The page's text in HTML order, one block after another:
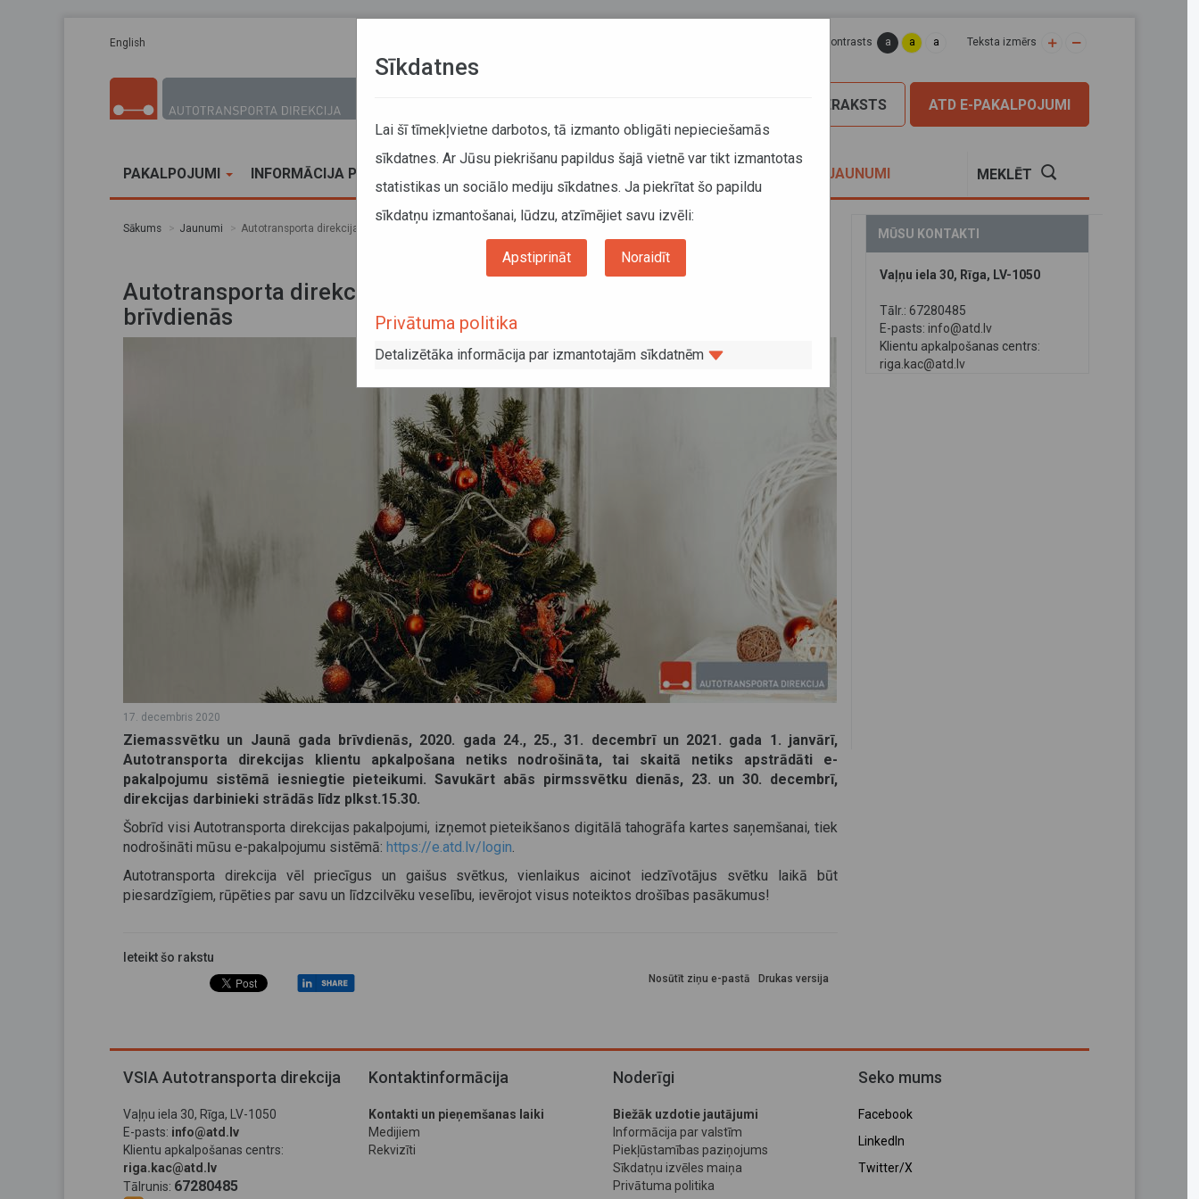
English Lapas kontrasts a a a Teksta izmērs
ATD E-PAKALPOJUMI
PIERAKSTS
PAKALPOJUMI INFORMĀCIJA PĀRVADĀTĀJIEM JAUNUMI MEKLĒT
Sākums Jaunumi Autotransporta direkcijas darbalaiks Ziemassvētku un Jaunā gada brīvdienās
Autotransporta direkcijas darbalaiks Ziemassvētku un Jaunā gada
brīvdienās
17. decembris 2020
Ziemassvētku un Jaunā gada brīvdienās, 2020. gada 24., 25., 31. decembrī un 2021. gada 1. janvārī,
Autotransporta direkcijas klientu apkalpošana netiks nodrošināta, tai skaitā netiks apstrādāti e-
pakalpojumu sistēmā iesniegtie pieteikumi. Savukārt abās pirmssvētku dienās, 23. un 30. decembrī,
direkcijas darbinieki strādās līdz plkst.15.30.
Šobrīd visi Autotransporta direkcijas pakalpojumi, izņemot pieteikšanos digitālā tahogrāfa kartes saņemšanai, tiek
nodrošināti mūsu e-pakalpojumu sistēmā: https://e.atd.lv/login.
Autotransporta direkcija vēl priecīgus un gaišus svētkus, vienlaikus aicinot iedzīvotājus svētku laikā būt
piesardzīgiem, rūpēties par savu un līdzcilvēku veselību, ievērojot visus noteiktos drošības pasākumus!
Ieteikt šo rakstu
Drukas versija
Nosūtīt ziņu e-pastā
MŪSU KONTAKTI
Vaļņu iela 30, Rīga, LV-1050
Tālr.: 67280485
E-pasts: info@atd.lv
Klientu apkalpošanas centrs:
riga.kac@atd.lv
VSIA Autotransporta direkcija
Vaļņu iela 30, Rīga, LV-1050
E-pasts: info@atd.lv
Klientu apkalpošanas centrs:
riga.kac@atd.lv
Tālrunis: 67280485
Kontaktinformācija
Kontakti un pieņemšanas laiki
Medijiem
Rekvizīti
Noderīgi
Biežāk uzdotie jautājumi
Informācija par valstīm
Piekļūstamības paziņojums
Sīkdatņu izvēles maiņa
Privātuma politika
Seko mums
Facebook
LinkedIn
Twitter/X
Sīkdatnes
Lai šī tīmekļvietne darbotos, tā izmanto obligāti nepieciešamās
sīkdatnes. Ar Jūsu piekrišanu papildus šajā vietnē var tikt izmantotas
statistikas un sociālo mediju sīkdatnes. Ja piekrītat šo papildu
sīkdatņu izmantošanai, lūdzu, atzīmējiet savu izvēli:
Apstiprināt Noraidīt
Privātuma politika
Detalizētāka informācija par izmantotajām sīkdatnēm